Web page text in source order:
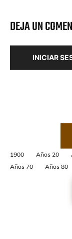
DEJA UN
INICIAR
1900 Años 20
Años 70
Años 80